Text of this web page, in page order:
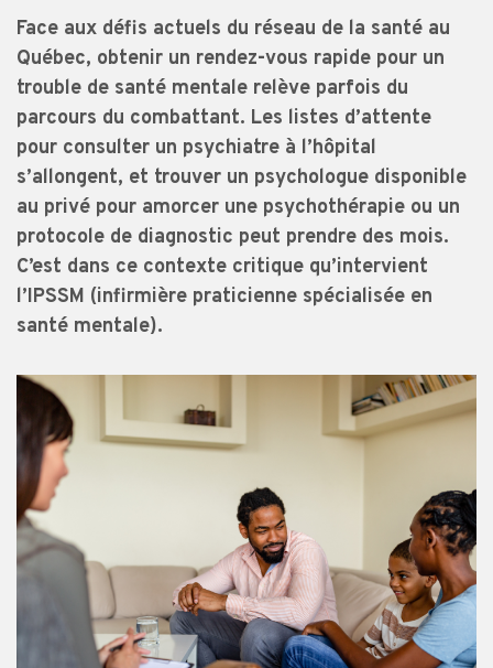
Face aux défis actuels du réseau de la santé au
Québec, obtenir un rendez-vous rapide pour un
trouble de santé mentale relève parfois du
parcours du combattant. Les listes d’attente
pour consulter un psychiatre à l’hôpital
s’allongent, et trouver un psychologue disponible
au privé pour amorcer une psychothérapie ou un
protocole de diagnostic peut prendre des mois.
C’est dans ce contexte critique qu’intervient
l’IPSSM (infirmière praticienne spécialisée en
santé mentale).